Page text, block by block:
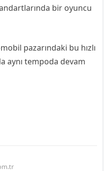
bir oyuncu
pazarındaki bu hızlı
aynı tempoda devam